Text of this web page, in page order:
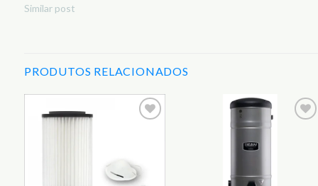
Similar post
PRODUTOS RELACIONADOS